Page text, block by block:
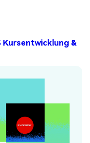
Kursentwicklung &